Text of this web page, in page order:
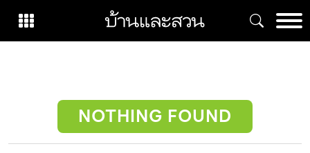
content
NOTHING FOUND